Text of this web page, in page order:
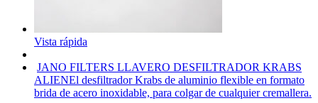
Vista rápida
JANO FILTERS LLAVERO DESFILTRADOR KRABS
ALIENEl desfiltrador Krabs de aluminio flexible en formato
brida de acero inoxidable, para colgar de cualquier cremallera.